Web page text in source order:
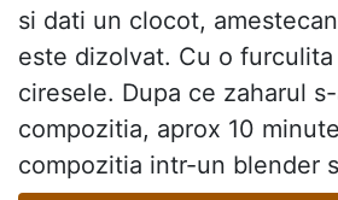
si dati un clocot,
este dizolvat. Cu o
ciresele. Dupa ce zaharul
compozitia, aprox 10
compozitia intr-un blender